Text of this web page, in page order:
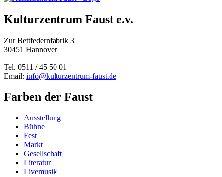
Kulturzentrum Faust e.v.
Zur Bettfedernfabrik 3
30451 Hannover
Tel. 0511 / 45 50 01
Email: info@kulturzentrum-faust.de
Farben der Faust
Ausstellung
Bühne
Fest
Markt
Gesellschaft
Literatur
Livemusik